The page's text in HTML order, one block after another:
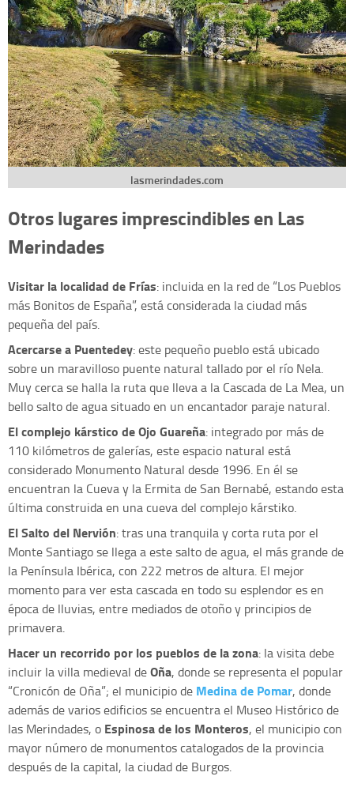
lasmerindades.com
Otros lugares imprescindibles en Las
Merindades
Visitar la localidad de Frías: incluida en la red de “Los Pueblos
más Bonitos de España”, está considerada la ciudad más
pequeña del país.
Acercarse a Puentedey: este pequeño pueblo está ubicado
sobre un maravilloso puente natural tallado por el río Nela.
Muy cerca se halla la ruta que lleva a la Cascada de La Mea, un
bello salto de agua situado en un encantador paraje natural.
El complejo kárstico de Ojo Guareña: integrado por más de
110 kilómetros de galerías, este espacio natural está
considerado Monumento Natural desde 1996. En él se
encuentran la Cueva y la Ermita de San Bernabé, estando esta
última construida en una cueva del complejo kárstiko.
El Salto del Nervión: tras una tranquila y corta ruta por el
Monte Santiago se llega a este salto de agua, el más grande de
la Península Ibérica, con 222 metros de altura. El mejor
momento para ver esta cascada en todo su esplendor es en
época de lluvias, entre mediados de otoño y principios de
primavera.
Hacer un recorrido por los pueblos de la zona: la visita debe
incluir la villa medieval deOña, donde se representa el popular
“Cronicón de Oña”; el municipio de Medina de Pomar, donde
además de varios edificios se encuentra el Museo Histórico de
las Merindades, o Espinosa de los Monteros, el municipio con
mayor número de monumentos catalogados de la provincia
después de la capital, la ciudad de Burgos.